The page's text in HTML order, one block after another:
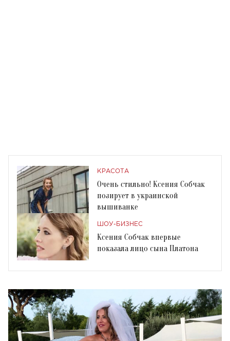
КРАСОТА
Очень стильно! Ксения Собчак
позирует в украинской
вышиванке
ШОУ-БИЗНЕС
Ксения Собчак впервые
показала лицо сына Платона